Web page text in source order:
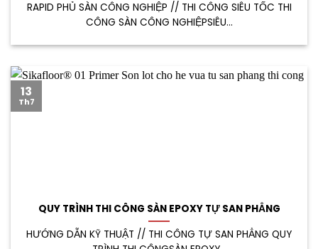
RAPID PHỦ SÀN CÔNG NGHIỆP // THI CÔNG SIÊU TỐC THI
CÔNG SÀN CÔNG NGHIỆPSIÊU...
QUY TRÌNH THI CÔNG SÀN EPOXY TỰ SAN PHẲNG
HƯỚNG DẪN KỸ THUẬT // THI CÔNG TỰ SAN PHẲNG QUY
13
Th7